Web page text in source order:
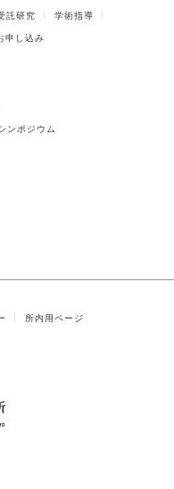
託研究 学術指導
申し込み
ンポジウム
所内用ページ